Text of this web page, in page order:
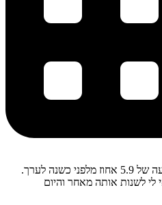
יש לי משכנתא צמודה בריבית קבועה של 5.9 אחוז מלפני כשנה לערך.
לשנות אותה מאחר והיום